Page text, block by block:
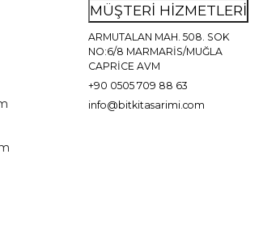
MÜŞTERİ HİZMETLERİ
ARMUTALAN MAH. 508. SOK
NO:6/8 MARMARİS/MUĞLA
CAPRİCE AVM
+90 0505 709 88 63
info@bitkitasarimi.com